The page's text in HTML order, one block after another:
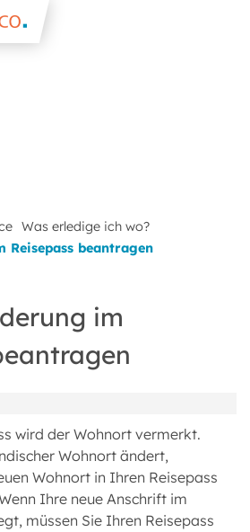
Was erledige ich wo?
Reisepass beantragen
im
wird der Wohnort vermerkt.
Wohnort ändert,
Wohnort in Ihren Reisepass
Ihre neue Anschrift im
müssen Sie Ihren Reisepass